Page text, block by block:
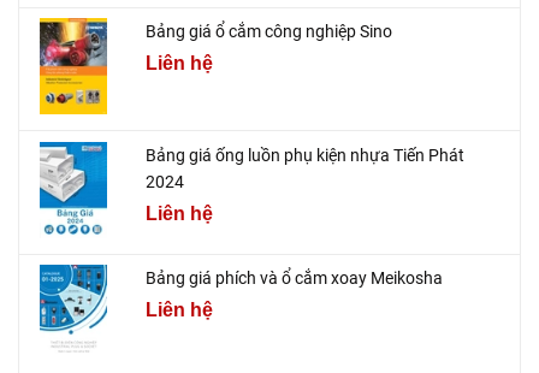
Bảng giá ổ cắm công nghiệp Sino
Liên hệ
Bảng giá ống luồn phụ kiện nhựa Tiến Phát
2024
Liên hệ
Bảng giá phích và ổ cắm xoay Meikosha
Liên hệ